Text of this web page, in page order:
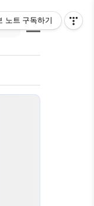
노트 구독하기